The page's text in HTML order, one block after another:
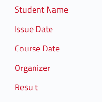
Student Name
Issue Date
Course Date
Organizer
Result